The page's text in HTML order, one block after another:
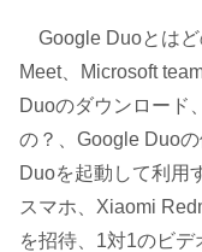
Google Duoとは
Meet、Microsoft
Duoのダウンロード
の？、Google Duo
Duoを起動して利用
スマホ、Xiaomi
を招待、1対1のビ